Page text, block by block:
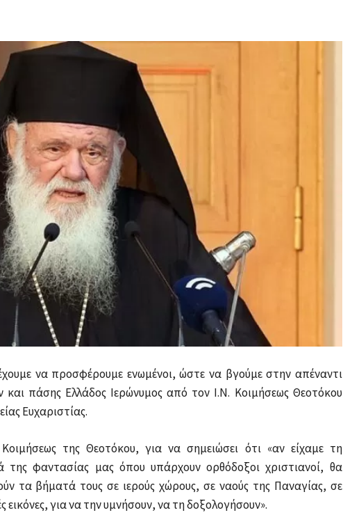
να προσφέρουμε ενωμένοι, ώστε να βγούμε στην απέναντι
και πάσης Ελλάδος Ιερώνυμος από τον Ι.Ν. Κοιμήσεως Θεοτόκου
Ευχαριστίας.
της Θεοτόκου, για να σημειώσει ότι «αν είχαμε τη
φαντασίας μας όπου υπάρχουν ορθόδοξοι χριστιανοί, θα
τα βήματά τους σε ιερούς χώρους, σε ναούς της Παναγίας, σε
για να την υμνήσουν, να τη δοξολογήσουν».